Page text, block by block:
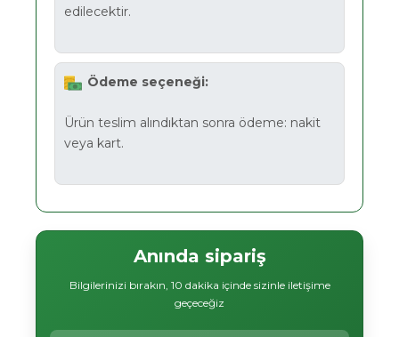
edilecektir.
Ödeme seçeneği:
Ürün teslim alındıktan sonra ödeme: nakit
veya kart.
Anında sipariş
Bilgilerinizi bırakın, 10 dakika içinde sizinle iletişime
geçeceğiz